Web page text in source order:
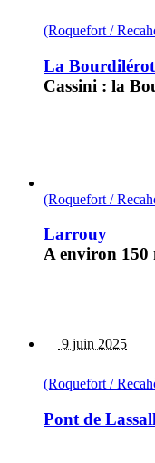
(Roquefort /
La
Cassini : la
(Roquefort /
Larrouy
A environ
9 juin 2025
(Roquefort /
Pont de